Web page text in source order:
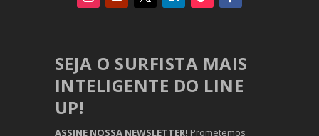
SEJA O SURFISTA MAIS
INTELIGENTE DO LINE
UP!
ASSINE NOSSA NEWSLETTER! Prometemos